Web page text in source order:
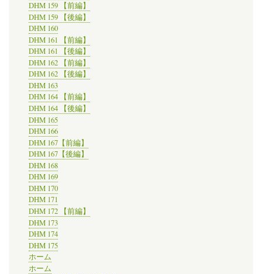
DHM 159 【前編】
DHM 159 【後編】
DHM 160
DHM 161 【前編】
DHM 161 【後編】
DHM 162 【前編】
DHM 162 【後編】
DHM 163
DHM 164 【前編】
DHM 164 【後編】
DHM 165
DHM 166
DHM 167【前編】
DHM 167【後編】
DHM 168
DHM 169
DHM 170
DHM 171
DHM 172 【前編】
DHM 173
DHM 174
DHM 175
ホーム
ホーム